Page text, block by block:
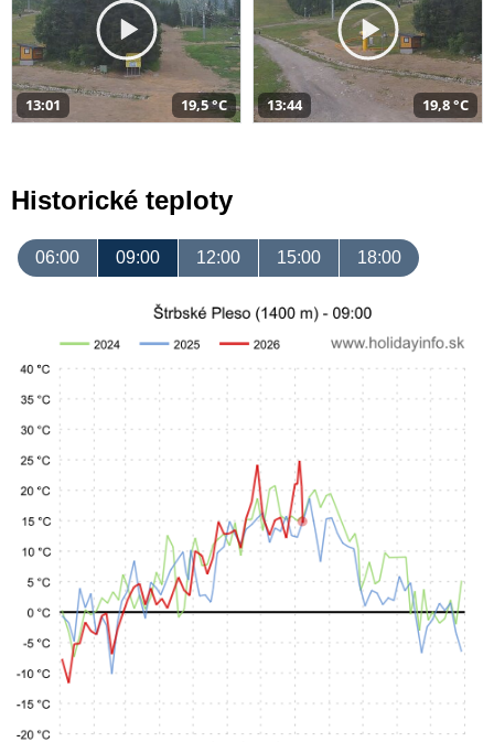
13:01 19,5 °C 13:44 19,8 °C
Historické teploty
06:00 09:00 12:00 15:00 18:00